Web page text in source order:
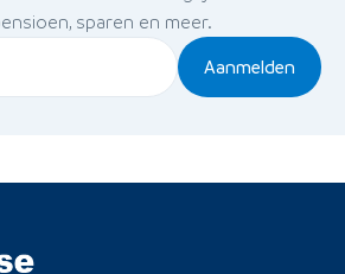
sparen en meer.
Aanmelden